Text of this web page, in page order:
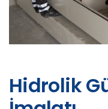
Hidrolik